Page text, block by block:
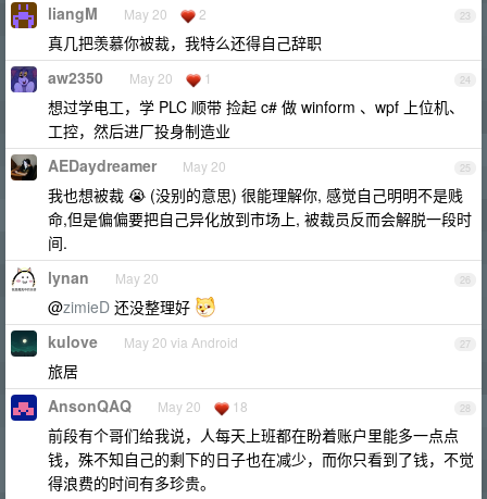
23
liangM May 20 2
真几把羡慕你被裁，我特么还得自己辞职
24
aw2350 May 20 1
想过学电工，学 PLC 顺带 捡起 c# 做 winform 、wpf 上位机、
工控，然后进厂投身制造业
25
AEDaydreamer May 20
我也想被裁 😭 (没别的意思) 很能理解你, 感觉自己明明不是贱
命,但是偏偏要把自己异化放到市场上, 被裁员反而会解脱一段时
间.
26
lynan May 20
@zimieD 还没整理好
27
kulove May 20 via Android
旅居
28
AnsonQAQ May 20 18
前段有个哥们给我说，人每天上班都在盼着账户里能多一点点
钱，殊不知自己的剩下的日子也在减少，而你只看到了钱，不觉
得浪费的时间有多珍贵。